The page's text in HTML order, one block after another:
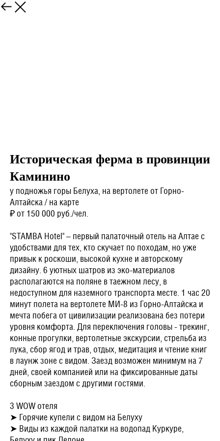
Назад
Историческая ферма в провинции
Каминино
у подножья горы Белуха, на вертолете от Горно-
Алтайска / на карте
₽ от 150 000 руб./чел.
"STAMBA Hotel" – первый палаточный отель на Алтае с
удобствами для тех, кто скучает по походам, но уже
привык к роскоши, высокой кухне и авторскому
дизайну. 6 уютных шатров из эко-материалов
располагаются на поляне в таежном лесу, в
недоступном для наземного транспорта месте. 1 час 20
минут полета на вертолете МИ-8 из Горно-Алтайска и
мечта побега от цивилизации реализована без потери
уровня комфорта. Для переключения головы - трекинг,
конные прогулки, вертолетные экскурсии, стрельба из
лука, сбор ягод и трав, отдых, медитация и чтение книг
в лаунж зоне с видом. Заезд возможен минимум на 7
дней, своей компанией или на фиксированные даты
сборным заездом с другими гостями.
3 WOW отеля
➤ Горячие купели с видом на Белуху
➤ Виды из каждой палатки на водопад Куркуре,